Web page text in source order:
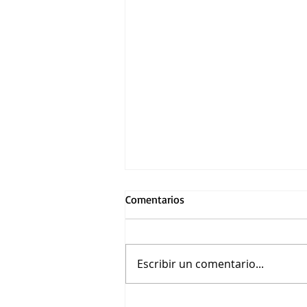
Comentarios
Escribir un comentario...